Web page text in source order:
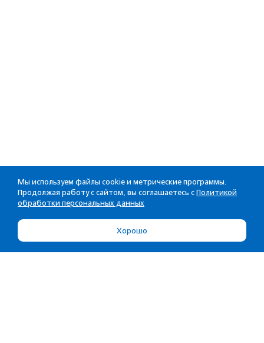
Мы используем файлы cookie и метрические программы.
Продолжая работу с сайтом, вы соглашаетесь с Политикой
обработки персональных данных
Хорошо